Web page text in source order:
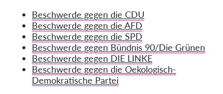
Beschwerde gegen die CDU
Beschwerde gegen die AFD
Beschwerde gegen die SPD
Beschwerde gegen Bündnis 90/Die Grünen
Beschwerde gegen DIE LINKE
Beschwerde gegen die Oekologisch-
Demokratische Partei